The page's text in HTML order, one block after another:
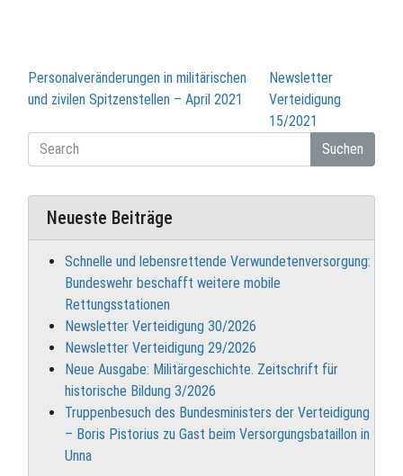
Beitragsnavigation
Personalveränderungen in militärischen
und zivilen Spitzenstellen – April 2021
Newsletter
Verteidigung
15/2021
Suchen
Neueste Beiträge
Schnelle und lebensrettende Verwundetenversorgung:
Bundeswehr beschafft weitere mobile
Rettungsstationen
Newsletter Verteidigung 30/2026
Newsletter Verteidigung 29/2026
Neue Ausgabe: Militärgeschichte. Zeitschrift für
historische Bildung 3/2026
Truppenbesuch des Bundesministers der Verteidigung
– Boris Pistorius zu Gast beim Versorgungsbataillon in
Unna